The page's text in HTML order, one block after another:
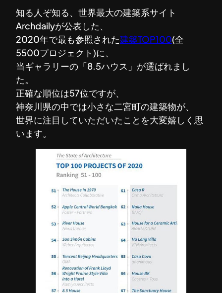
知る人ぞ知る、世界最大の建築系サイト
Archdailyが公表した、
2020年で最も参照された建築TOP100(全
5500プロジェクト)に、
当ギャラリーの「8.5ハウス」が選ばれまし
た。
正確な順位は57位ですが、
神奈川県の中では小さな二宮町の建築物が、
世界に注目していただいたことを大変嬉しく思
います。